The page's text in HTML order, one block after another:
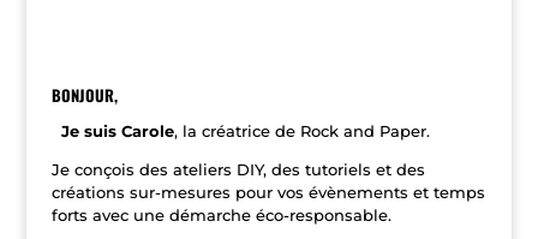
n
v
e
:
BONJOUR,
Je suis Carole, la créatrice de Rock and Paper.
Je conçois des ateliers DIY, des tutoriels et des
créations sur-mesures pour vos évènements et temps
forts avec une démarche éco-responsable.